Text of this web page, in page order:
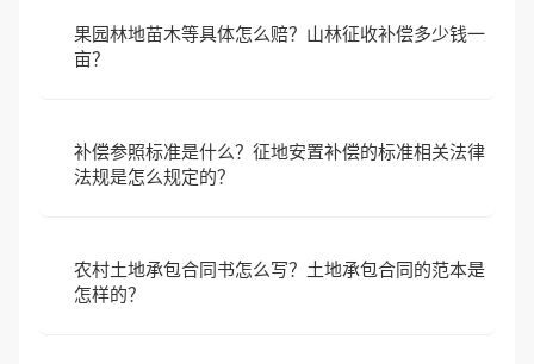
果园林地苗木等具体怎么赔？山林征收补偿多少钱一
亩？
补偿参照标准是什么？征地安置补偿的标准相关法律
法规是怎么规定的？
农村土地承包合同书怎么写？土地承包合同的范本是
怎样的？